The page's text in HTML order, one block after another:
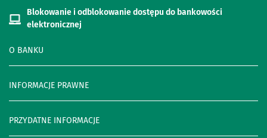
O BANKU
INFORMACJE PRAWNE
PRZYDATNE INFORMACJE
Blokowanie i odblokowanie dostępu do bankowości
elektronicznej